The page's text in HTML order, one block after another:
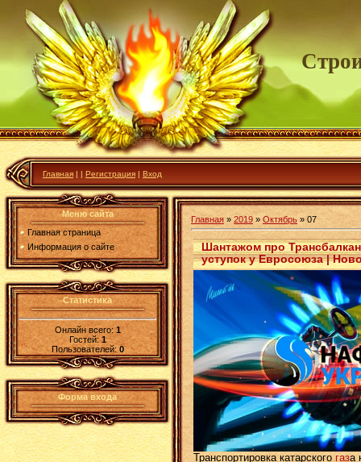
Главная | | Регистрация | Вход
Меню сайта
Главная страница
Информация о сайте
Статистика
Онлайн всего:1
Гостей:1
Пользователей: 0
Форма входа
Главная » 2019 » Октябрь » 07
Шантажом про
уступок у Евросоюза |
Транспортировка катарского газа